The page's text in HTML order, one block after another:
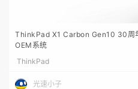
ThinkPad X1 Carbon Gen10 30周
OEM系统
ThinkPad
光速小子